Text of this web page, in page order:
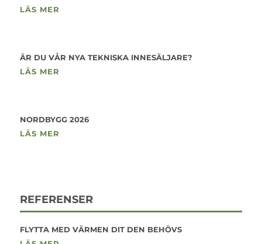
LÄS MER
ÄR DU VÅR NYA TEKNISKA INNESÄLJARE?
LÄS MER
NORDBYGG 2026
LÄS MER
REFERENSER
FLYTTA MED VÄRMEN DIT DEN BEHÖVS